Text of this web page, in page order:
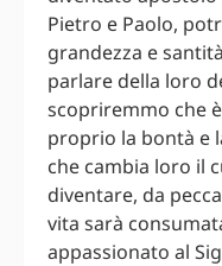
Pietro e Paolo,
grandezza e
parlare della loro
scopriremmo che
proprio la bontà e
che cambia loro il
diventare, da
vita sarà
appassionato al